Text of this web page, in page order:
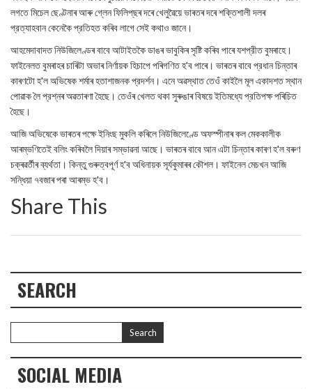
লগতে মিচেল ছেণ্টনাৰ আৰু গ্লেন ফিলিপ্‌ছৰ দৰে খেলুৱৈয়ে ভাৰতৰ দৰে শক্তিশালী দলৰ
প্রত্যাহবান কেনেকৈ প্রতিহত কৰিব লাগে সেই কথাও জানে।
আহমেদাবাদত নিউজিলেণ্ডৰ বাবে আটাইতকৈ ডাঙৰ ভাবুকিৰ সৃষ্টি কৰিব পাৰে যশপ্রীত বুমৰাহে।
ফাইনেলত বুমৰাহৰ চাৰিটা অভাৰ নির্ণায়ক হিচাপে পৰিগণিত হ'ব পাৰে। ভাৰতৰ বাবে প্রধান চিন্তাৰ
কাৰণটো হ'ল অভিষেক শৰ্মাৰ হতাশাজনক প্রদর্শন। এনে অৱস্থাত তেওঁ কাইলৈ মূল একাদশত স্থান
পোৱাক লৈ প্রশ্নৰ অৱতাৰণা হৈছে। তেওঁৰ খেলত থকা সুৰুঙাৰ বিষয়ে ইতিমধ্যে প্রতিপক্ষ পৰিচিত
হৈছে।
আজি অভিষেকে ভাৰতৰ পক্ষে ইনিংছ মুকলি কৰিলে নিউজিলেণ্ডে অফস্পীনাৰ কল মেককালীক
আৰম্ভণিতেই বলিং কৰিবলৈ দিয়াৰ সম্ভাৱনা আছে। ভাৰতৰ বাবে আন এটা চিন্তাৰ কাৰণ হ'ল বৰুণ
চক্ৰৱৰ্তীৰ ব্যৰ্থতা। কিন্তু গুৰুত্বপূৰ্ণ হ'ব অধিনায়ক সূর্যকুমাৰৰ কৌশল। ফাইনেল মেচখন আজি
সন্ধিয়া ৭বজাৰ পৰা আৰম্ভ হ'ব।
Share This
SEARCH
SOCIAL MEDIA